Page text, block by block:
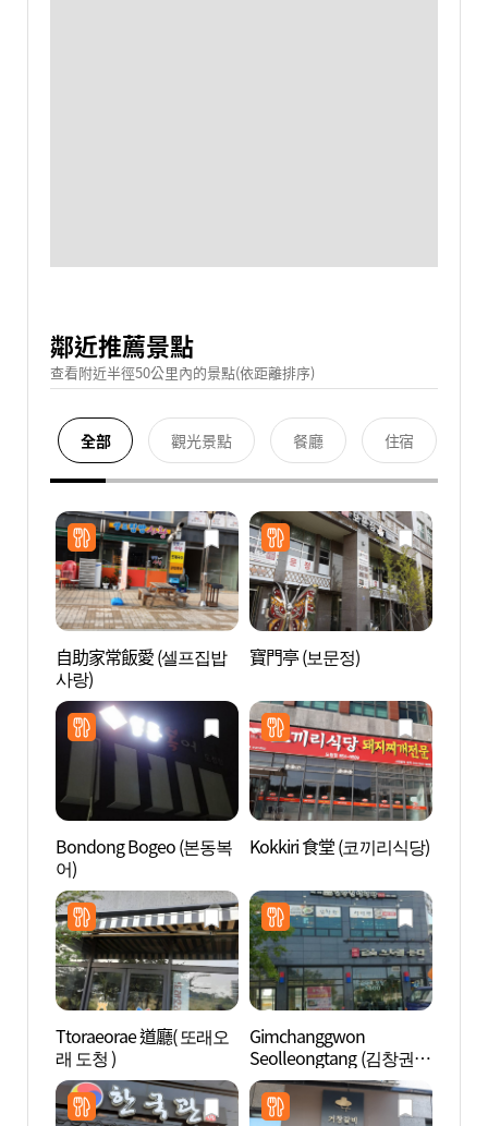
鄰近推薦景點
查看附近半徑50公里內的景點(依距離排序)
全部 觀光景點 餐廳 住宿
自助家常飯愛 (셀프집밥
사랑)
寶門亭 (보문정)
Bondong Bogeo (본동복
어)
Kokkiri 食堂 (코끼리식당)
Ttoraeorae 道廳( 또래오
래 도청 )
Gimchanggwon
Seolleongtang (김창권설
렁탕)